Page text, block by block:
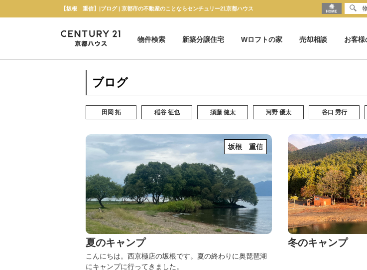
【坂根 重信】|ブログ | 京都市の不動産のことならセンチュリー21京都ハウス
物件検索
新築分譲住宅 Wロフトの家 売却相談 お客様
ブログ
田岡 拓 稲谷 征也 須藤 健太 河野 優太 谷口 秀行
坂根 重信
夏のキャンプ
こんにちは。西京極店の坂根です。 ​​​​​​​夏の終わりに奥琵琶湖
にキャンプに行ってきました。
冬のキャンプ